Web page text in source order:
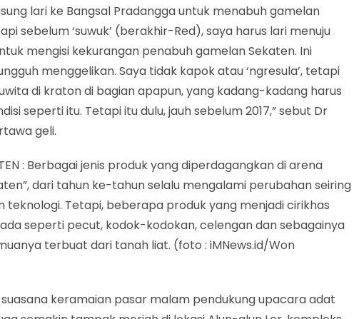
lari ke Bangsal Pradangga untuk menabuh gamelan
sebelum ‘suwuk’ (berakhir-Red), saya harus lari menuju
mengisi kekurangan penabuh gamelan Sekaten. Ini
menggelikan. Saya tidak kapok atau ‘ngresula’, tetapi
di kraton di bagian apapun, yang kadang-kadang harus
seperti itu. Tetapi itu dulu, jauh sebelum 2017,” sebut Dr
geli.
: Berbagai jenis produk yang diperdagangkan di arena
dari tahun ke-tahun selalu mengalami perubahan seiring
teknologi. Tetapi, beberapa produk yang menjadi cirikhas
seperti pecut, kodok-kodokan, celengan dan sebagainya
terbuat dari tanah liat. (foto : iMNews.id/Won
keramaian pasar malam pendukung upacara adat